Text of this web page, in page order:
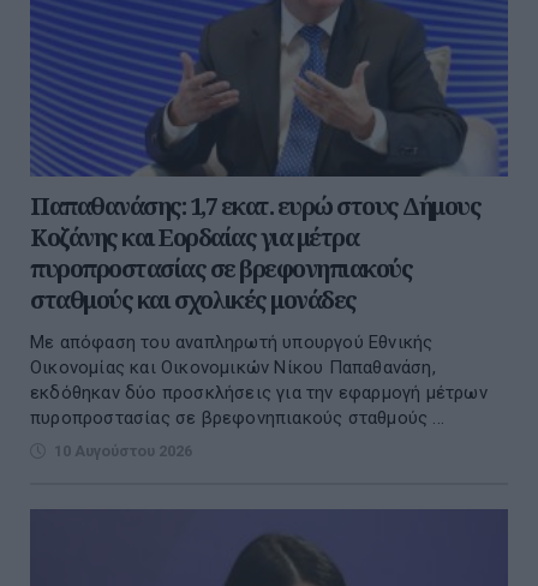
Παπαθανάσης: 1,7 εκατ. ευρώ στους Δήμους
Κοζάνης και Εορδαίας για μέτρα
πυροπροστασίας σε βρεφονηπιακούς
σταθμούς και σχολικές μονάδες
Με απόφαση του αναπληρωτή υπουργού Εθνικής
Οικονομίας και Οικονομικών Νίκου Παπαθανάση,
εκδόθηκαν δύο προσκλήσεις για την εφαρμογή μέτρων
πυροπροστασίας σε βρεφονηπιακούς σταθμούς ...
10 Αυγούστου 2026